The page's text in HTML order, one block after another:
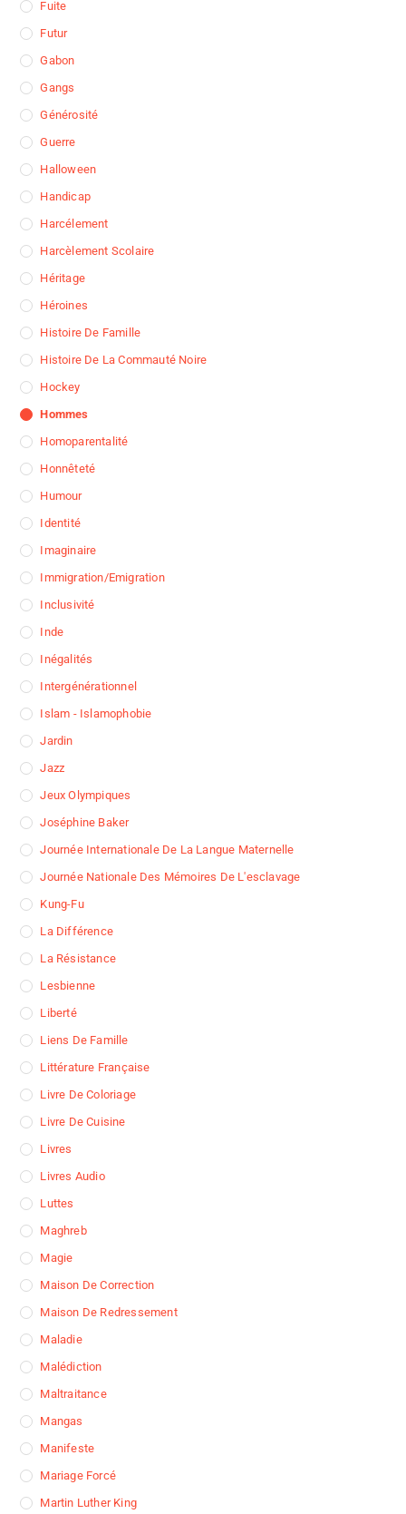
Fuite
Futur
Gabon
Gangs
Générosité
Guerre
Halloween
Handicap
Harcélement
Harcèlement Scolaire
Héritage
Héroines
Histoire De Famille
Histoire De La Commauté Noire
Hockey
Hommes
Homoparentalité
Honnêteté
Humour
Identité
Imaginaire
Immigration/Emigration
Inclusivité
Inde
Inégalités
Intergénérationnel
Islam - Islamophobie
Jardin
Jazz
Jeux Olympiques
Joséphine Baker
Journée Internationale De La Langue Maternelle
Journée Nationale Des Mémoires De L'esclavage
Kung-Fu
La Différence
La Résistance
Lesbienne
Liberté
Liens De Famille
Littérature Française
Livre De Coloriage
Livre De Cuisine
Livres
Livres Audio
Luttes
Maghreb
Magie
Maison De Correction
Maison De Redressement
Maladie
Malédiction
Maltraitance
Mangas
Manifeste
Mariage Forcé
Martin Luther King